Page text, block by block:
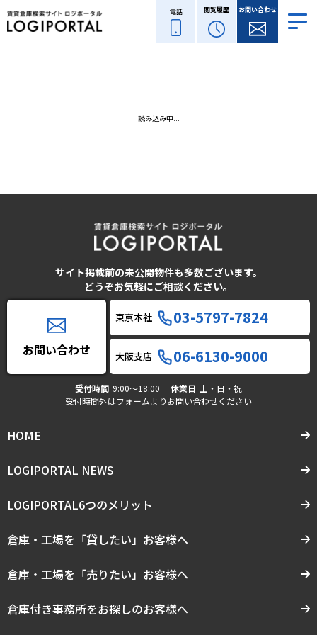
電話 閲覧履歴 お問い合わせ
読み込み中...
サイト掲載前の未公開物件も多数ございます。
どうぞお気軽にご相談ください。
お問い合わせ
東京本社 03-5797-7824
大阪支店 06-6130-9000
受付時間 9:00〜18:00 休業日 土・日・祝
受付時間外はフォームよりお問い合わせください
HOME
LOGIPORTAL NEWS
LOGIPORTAL6つのメリット
倉庫・工場を「貸したい」お客様へ
倉庫・工場を「売りたい」お客様へ
倉庫付き事務所をお探しのお客様へ